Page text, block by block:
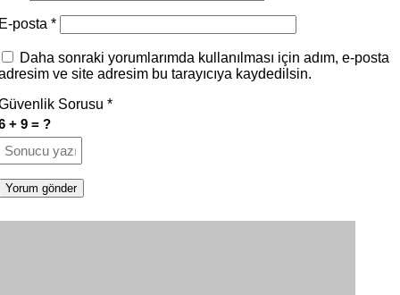
posta *
Daha sonraki yorumlarımda kullanılması için adım, e-posta
ve site adresim bu tarayıcıya kaydedilsin.
Sorusu *
+ 9 = ?